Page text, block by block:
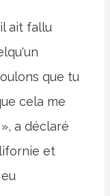
ait fallu
que tu
cela me
a déclaré
et